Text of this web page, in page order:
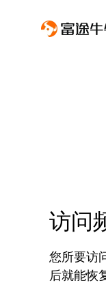
访问
您所要访
后就能恢